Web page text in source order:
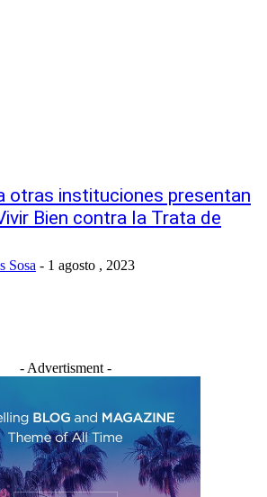
otras instituciones presentan
Bien contra la Trata de
Sosa - 1 agosto , 2023
- Advertisment -